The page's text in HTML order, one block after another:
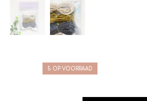
5 OP VOORRAAD